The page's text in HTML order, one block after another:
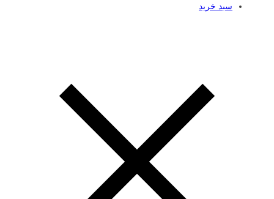
سبد خرید